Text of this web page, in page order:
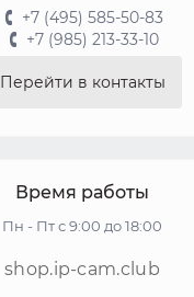
+7 (495) 585-50-83
+7 (985) 213-33-10
Перейти в контакты
Время работы
Пн - Пт с 9:00 до 18:00
shop.ip-cam.club